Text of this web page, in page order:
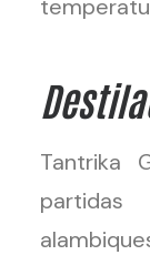
Tantrika
partidas